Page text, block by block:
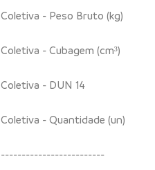
Coletiva - Peso Bruto (kg)
Coletiva - Cubagem (cm³)
Coletiva - DUN 14
Coletiva - Quantidade (un)
-------------------------